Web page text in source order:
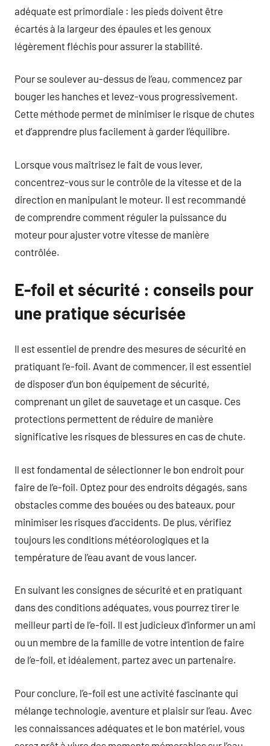
adéquate est primordiale : les pieds doivent être
écartés à la largeur des épaules et les genoux
légèrement fléchis pour assurer la stabilité.
Pour se soulever au-dessus de l’eau, commencez par
bouger les hanches et levez-vous progressivement.
Cette méthode permet de minimiser le risque de chutes
et d’apprendre plus facilement à garder l’équilibre.
Lorsque vous maîtrisez le fait de vous lever,
concentrez-vous sur le contrôle de la vitesse et de la
direction en manipulant le moteur. Il est recommandé
de comprendre comment réguler la puissance du
moteur pour ajuster votre vitesse de manière
contrôlée.
E-foil et sécurité : conseils pour
une pratique sécurisée
Il est essentiel de prendre des mesures de sécurité en
pratiquant l’e-foil. Avant de commencer, il est essentiel
de disposer d’un bon équipement de sécurité,
comprenant un gilet de sauvetage et un casque. Ces
protections permettent de réduire de manière
significative les risques de blessures en cas de chute.
Il est fondamental de sélectionner le bon endroit pour
faire de l’e-foil. Optez pour des endroits dégagés, sans
obstacles comme des bouées ou des bateaux, pour
minimiser les risques d’accidents. De plus, vérifiez
toujours les conditions météorologiques et la
température de l’eau avant de vous lancer.
En suivant les consignes de sécurité et en pratiquant
dans des conditions adéquates, vous pourrez tirer le
meilleur parti de l’e-foil. Il est judicieux d’informer un ami
ou un membre de la famille de votre intention de faire
de l’e-foil, et idéalement, partez avec un partenaire.
Pour conclure, l’e-foil est une activité fascinante qui
mélange technologie, aventure et plaisir sur l’eau. Avec
les connaissances adéquates et le bon matériel, vous